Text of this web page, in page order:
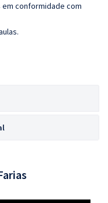
conformidade com